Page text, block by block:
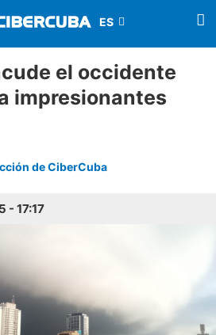
el occidente
impresionantes
de CiberCuba
- 17:17